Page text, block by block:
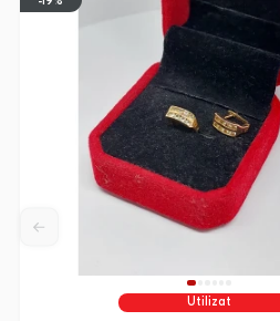
Utilizat